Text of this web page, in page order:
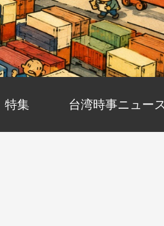
特集 台湾時事ニュース